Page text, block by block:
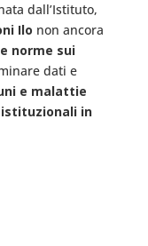
dall’Istituto,
Ilo non ancora
norme sui
dati e
e malattie
in